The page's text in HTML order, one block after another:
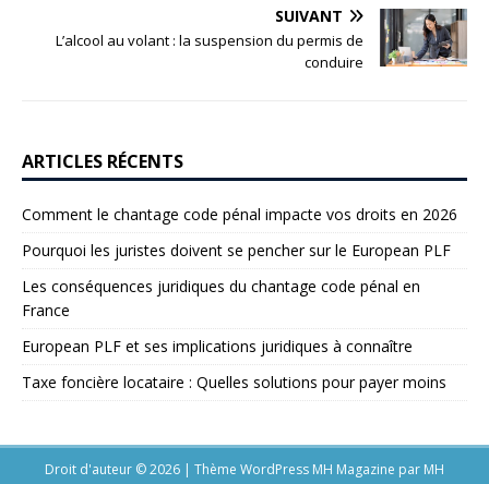
SUIVANT
L’alcool au volant : la suspension du permis de
conduire
ARTICLES RÉCENTS
Comment le chantage code pénal impacte vos droits en 2026
Pourquoi les juristes doivent se pencher sur le European PLF
Les conséquences juridiques du chantage code pénal en
France
European PLF et ses implications juridiques à connaître
Taxe foncière locataire : Quelles solutions pour payer moins
Droit d'auteur © 2026 | Thème WordPress MH Magazine par MH